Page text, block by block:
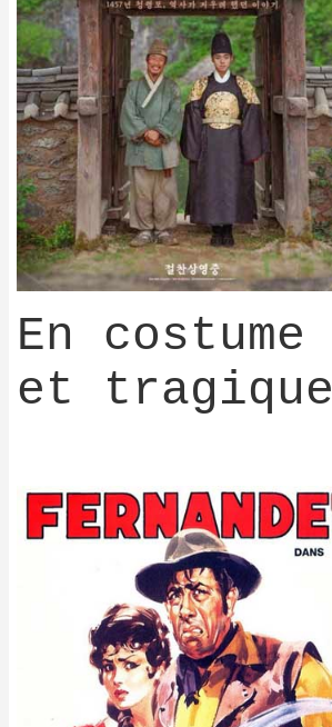
En costume
et tragique